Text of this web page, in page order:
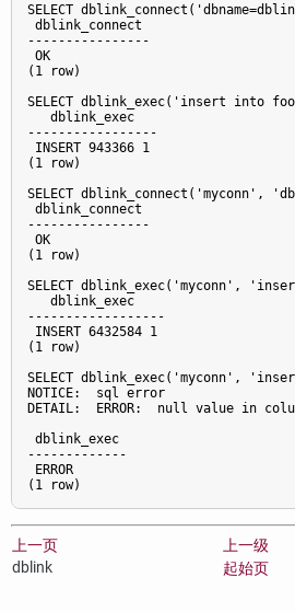
SELECT
dblink_connect
----------------
OK
(1 row)
SELECT dblink_exec('insert
   dblink_exec
-----------------
INSERT 943366 1
(1 row)
SELECT dblink_connect('myconn',
dblink_connect
----------------
OK
(1 row)
SELECT
   dblink_exec
------------------
INSERT 6432584 1
(1 row)
SELECT dblink_exec('myconn',
NOTICE:  sql error
DETAIL:  ERROR:  null value in
dblink_exec
-------------
ERROR
上一页 上一级
dblink
起始页